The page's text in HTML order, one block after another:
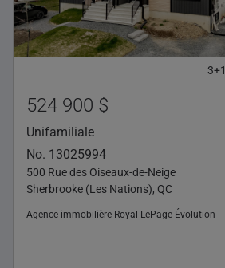
3+1
524 900 $
Unifamiliale
No. 13025994
500 Rue des Oiseaux-de-Neige
Sherbrooke (Les Nations), QC
Agence immobilière Royal LePage Évolution